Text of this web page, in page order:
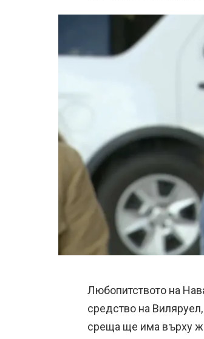
Любопитството на
средство на
среща ще има върху